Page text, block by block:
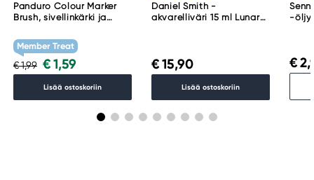
Panduro Colour Marker
Brush, sivellinkärki ja
WG1
Member Treat
€ 1,99 € 1,59
Lisää ostoskoriin
Daniel Smith -
akvarelliväri 15 ml Lunar
€ 15,90
Lisää ostoskoriin
-
€